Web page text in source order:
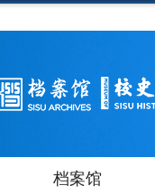
档案馆